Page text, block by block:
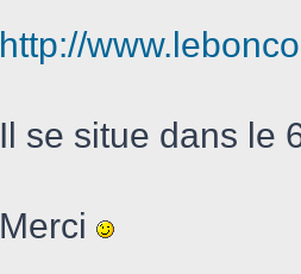
http://
Il se situe dans le
Merci